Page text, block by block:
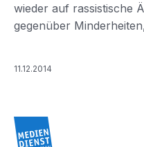
wieder auf rassistische
gegenüber
11.12.2014